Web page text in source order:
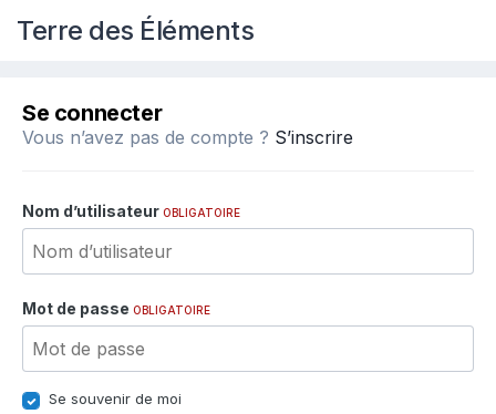
Terre des Éléments
Se connecter
Vous n’avez pas de compte ? S’inscrire
Nom d’utilisateur OBLIGATOIRE
Mot de passe OBLIGATOIRE
Se souvenir de moi